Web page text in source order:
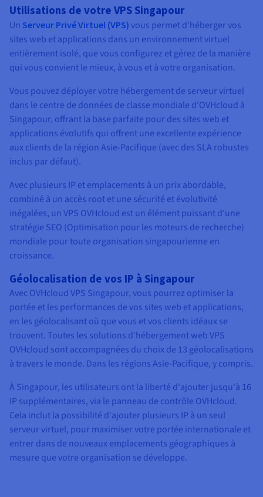
Utilisations de votre VPS Singapour
Un Serveur Privé Virtuel (VPS) vous permet d'héberger vos
sites web et applications dans un environnement virtuel
entièrement isolé, que vous configurez et gérez de la manière
qui vous convient le mieux, à vous et à votre organisation.
Vous pouvez déployer votre hébergement de serveur virtuel
dans le centre de données de classe mondiale d'OVHcloud à
Singapour, offrant la base parfaite pour des sites web et
applications évolutifs qui offrent une excellente expérience
aux clients de la région Asie-Pacifique (avec des SLA robustes
inclus par défaut).
Avec plusieurs IP et emplacements à un prix abordable,
combiné à un accès root et une sécurité et évolutivité
inégalées, un VPS OVHcloud est un élément puissant d'une
stratégie SEO (Optimisation pour les moteurs de recherche)
mondiale pour toute organisation singapourienne en
croissance.
Géolocalisation de vos IP à Singapour
Avec OVHcloud VPS Singapour, vous pourrez optimiser la
portée et les performances de vos sites web et applications,
en les géolocalisant où que vous et vos clients idéaux se
trouvent. Toutes les solutions d'hébergement web VPS
OVHcloud sont accompagnées du choix de 13 géolocalisations
à travers le monde. Dans les régions Asie-Pacifique, y compris.
À Singapour, les utilisateurs ont la liberté d'ajouter jusqu'à 16
IP supplémentaires, via le panneau de contrôle OVHcloud.
Cela inclut la possibilité d'ajouter plusieurs IP à un seul
serveur virtuel, pour maximiser votre portée internationale et
entrer dans de nouveaux emplacements géographiques à
mesure que votre organisation se développe.